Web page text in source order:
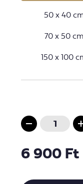
50 x 40
70 x 50 cm
150 x 100
6 900 Ft